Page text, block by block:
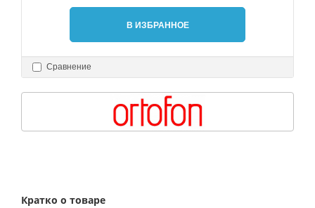
В ИЗБРАННОЕ
Сравнение
Кратко о товаре